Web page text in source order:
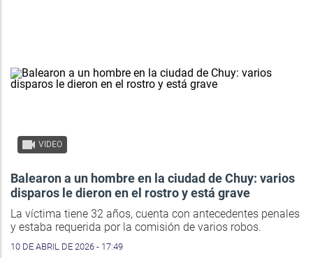
VIDEO
Balearon a un hombre en la ciudad de Chuy: varios
disparos le dieron en el rostro y está grave
La víctima tiene 32 años, cuenta con antecedentes penales
y estaba requerida por la comisión de varios robos.
10 DE ABRIL DE 2026 - 17:49